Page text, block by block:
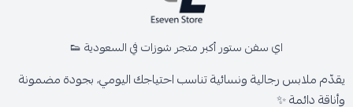
اي سفن ستور أكبر متجر شوزات في السعودية 👟
يقدّم ملابس رجالية ونسائية تناسب احتياجك اليومي، بجودة مضمونة
وأناقة دائمة ✨